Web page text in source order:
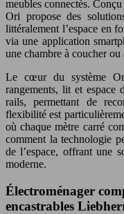
meubles connectés.
Ori propose des
littéralement l’espace en
via une application
une chambre à coucher ou
Le cœur du système
rangements, lit et espace
rails, permettant de
flexibilité est
où chaque mètre carré
comment la technologie
de l’espace, offrant une
moderne.
Électroménager
encastrables